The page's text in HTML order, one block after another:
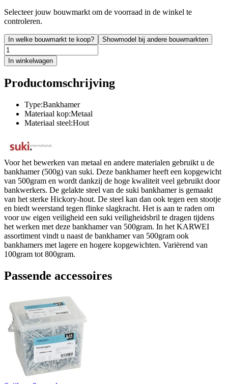
Selecteer jouw bouwmarkt om de voorraad in de winkel te
controleren.
In welke bouwmarkt te koop? Showmodel bij andere bouwmarkten
In winkelwagen
Productomschrijving
Type:Bankhamer
Materiaal kop:Metaal
Materiaal steel:Hout
Voor het bewerken van metaal en andere materialen gebruikt u de
bankhamer (500g) van suki. Deze bankhamer heeft een kopgewicht
van 500gram en wordt dankzij de hoge kwaliteit veel gebruikt door
bankwerkers. De gelakte steel van de suki bankhamer is gemaakt
van het sterke Hickory-hout. De steel kan dan ook tegen een stootje
en biedt weerstand tegen flinke slagkracht. Het is aan te raden om
voor uw eigen veiligheid een suki veiligheidsbril te dragen tijdens
het werken met deze bankhamer van 500gram. In het KARWEI
assortiment vindt u naast de bankhamer van 500gram ook
bankhamers met lagere en hogere kopgewichten. Variërend van
100gram tot 800gram.
Passende accessoires